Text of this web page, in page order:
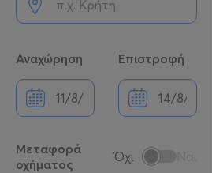
Αναχώρηση Επιστροφή
Μεταφορά
οχήματος
Όχι